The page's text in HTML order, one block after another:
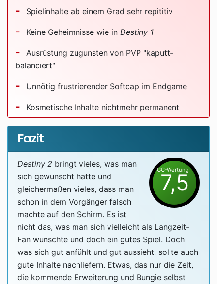
Spielinhalte ab einem Grad sehr repititiv
Keine Geheimnisse wie in Destiny 1
Ausrüstung zugunsten von PVP "kaputt-
balanciert"
Unnötig frustrierender Softcap im Endgame
Kosmetische Inhalte nichtmehr permanent
Fazit
GC-Wertung
7,5
Destiny 2 bringt vieles, was man
sich gewünscht hatte und
gleichermaßen vieles, dass man
schon in dem Vorgänger falsch
machte auf den Schirm. Es ist
nicht das, was man sich vielleicht als Langzeit-
Fan wünschte und doch ein gutes Spiel. Doch
was sich gut anfühlt und gut aussieht, sollte auch
gute Inhalte nachliefern. Etwas, das nur die Zeit,
die kommende Erweiterung und Bungie selbst